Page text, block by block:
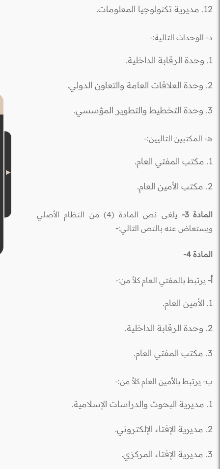
12. مديرية تكنولوجيا المعلومات.
د- الوحدات التالية:-
1. وحدة الرقابة الداخلية.
2. وحدة العلاقات العامة والتعاون الدولي.
3. وحدة التخطيط والتطوير المؤسسي.
هـ- المكتبين التاليين:-
1. مكتب المفتي العام.
2. مكتب الأمين العام.
المادة 3-
يلغى نص المادة (4) من النظام الأصلي
ويستعاض عنه بالنص التالي:-
المادة 4-
أ- يرتبط بالمفتي العام كلاً من:-
1. الأمين العام.
2. وحدة الرقابة الداخلية.
3. مكتب المفتي العام.
ب- يرتبط بالأمين العام كلاً من:-
1. مديرية البحوث والدراسات الإسلامية.
2. مديرية الإفتاء الإلكتروني.
3. مديرية الإفتاء المركزي.